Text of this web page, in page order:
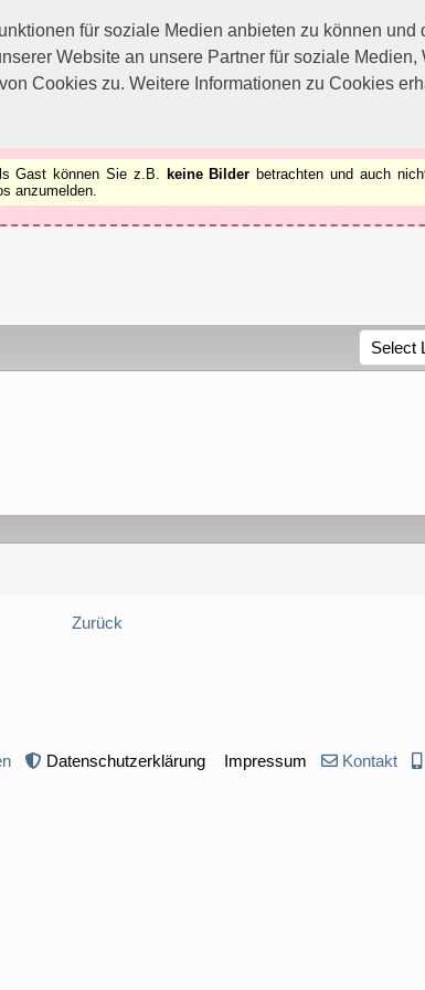
für soziale Medien anbieten zu können und
Website an unsere Partner für soziale Medien,
Cookies zu. Weitere Informationen zu Cookies
Gast können Sie z.B. keine Bilder betrachten und auch
anzumelden.
Zurück
Datenschutzerklärung Impressum Kontakt